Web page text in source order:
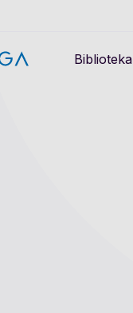
Biblioteka